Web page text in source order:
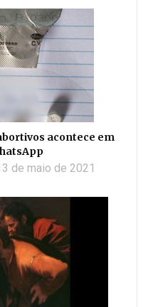
acontece em
de maio de 2021